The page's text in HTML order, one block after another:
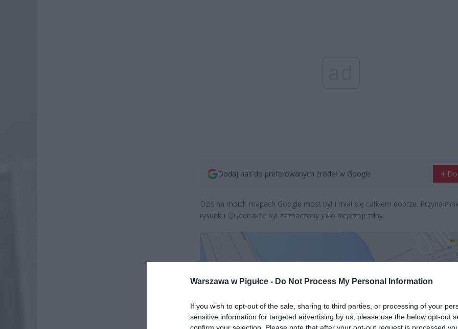
Warszawa w Pigułce - Do Not Process My Personal Information
If you wish to opt-out of the sale, sharing to third parties, or processing of your
sensitive information for targeted advertising by us, please use the below opt-out
confirm your selection. Please note that after your opt-out request is processed
Dodaj nas do preferowanych źródeł w Google
Dziś na moich mapach Google most był i miał się całkiem dobrze.
rysunku 🙂 Jednakże był zaznaczony jako nieprzejezdny.